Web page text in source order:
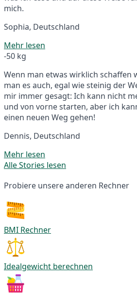
mich.
Sophia, Deutschland
Mehr lesen
-50 kg
Wenn man etwas wirklich schaffen
man es auch, egal wie steinig der
mir immer gesagt: Ich kann nicht
und von vorne starten, aber ich
einen neuen Weg gehen!
Dennis, Deutschland
Mehr lesen
Alle Stories lesen
Probiere unsere anderen Rechner
BMI Rechner
Idealgewicht berechnen